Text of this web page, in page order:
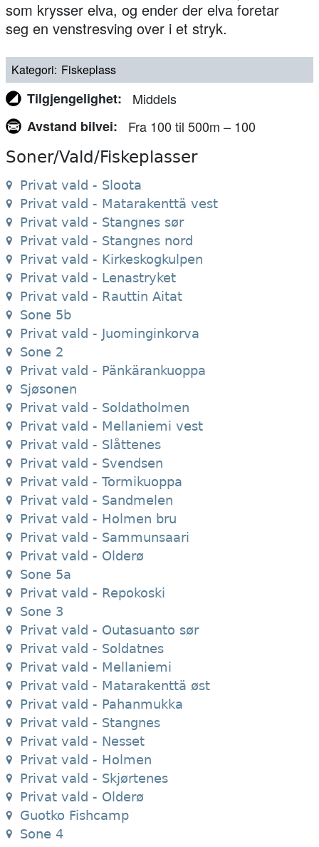
som krysser elva, og ender der elva foretar
seg en venstresving over i et stryk.
Kategori Fiskeplass
Tilgjengelighet
Middels
Avstand bilvei
Fra 100 til 500m – 100
Soner/Vald/Fiskeplasser
Privat vald - Sloota
Privat vald - Matarakenttä vest
Privat vald - Stangnes sør
Privat vald - Stangnes nord
Privat vald - Kirkeskogkulpen
Privat vald - Lenastryket
Privat vald - Rauttin Aitat
Sone 5b
Privat vald - Juominginkorva
Sone 2
Privat vald - Pänkärankuoppa
Sjøsonen
Privat vald - Soldatholmen
Privat vald - Mellaniemi vest
Privat vald - Slåttenes
Privat vald - Svendsen
Privat vald - Tormikuoppa
Privat vald - Sandmelen
Privat vald - Holmen bru
Privat vald - Sammunsaari
Privat vald - Olderø
Sone 5a
Privat vald - Repokoski
Sone 3
Privat vald - Outasuanto sør
Privat vald - Soldatnes
Privat vald - Mellaniemi
Privat vald - Matarakenttä øst
Privat vald - Pahanmukka
Privat vald - Stangnes
Privat vald - Nesset
Privat vald - Holmen
Privat vald - Skjørtenes
Privat vald - Olderø
Guotko Fishcamp
Sone 4